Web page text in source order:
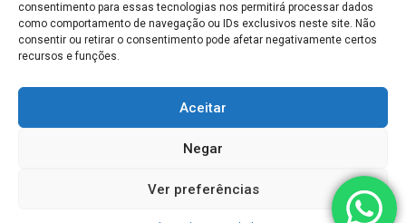
consentimento para essas tecnologias nos permitirá processar dados
como comportamento de navegação ou IDs exclusivos neste site. Não
consentir ou retirar o consentimento pode afetar negativamente certos
recursos e funções.
Aceitar
Negar
Ver preferências
03.238.240/0001-39 -Desenvolvimento e Suporte